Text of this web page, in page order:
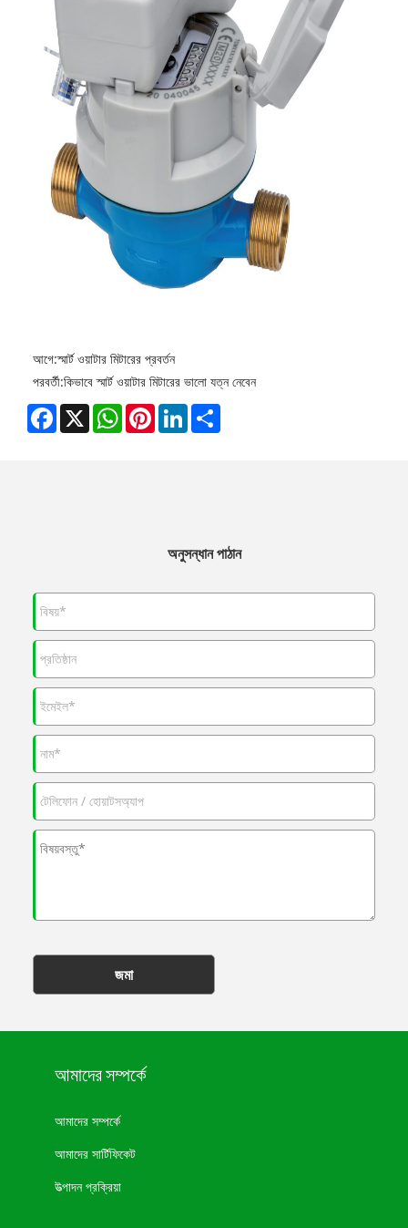
আগে:স্মার্ট ওয়াটার মিটারের প্রবর্তন
পরবর্তী:কিভাবে স্মার্ট ওয়াটার মিটারের ভালো যত্ন নেবেন
Facebook
X WhatsAppPinterestLinkedInShare
অনুসন্ধান পাঠান
জমা
আমাদের সম্পর্কে
আমাদের সম্পর্কে
আমাদের সার্টিফিকেট
উত্পাদন প্রক্রিয়া